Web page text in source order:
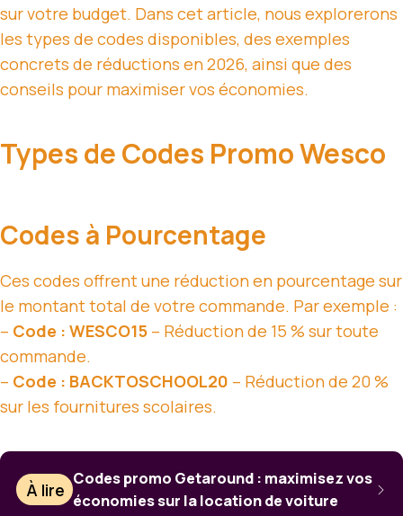
sur votre budget. Dans cet article, nous explorerons
les types de codes disponibles, des exemples
concrets de réductions en 2026, ainsi que des
conseils pour maximiser vos économies.
Types de Codes Promo Wesco
Codes à Pourcentage
Ces codes offrent une réduction en pourcentage sur
le montant total de votre commande. Par exemple :
– Code : WESCO15 – Réduction de 15 % sur toute
commande.
– Code : BACKTOSCHOOL20 – Réduction de 20 %
sur les fournitures scolaires.
À lire
Codes promo Getaround : maximisez vos
économies sur la location de voiture